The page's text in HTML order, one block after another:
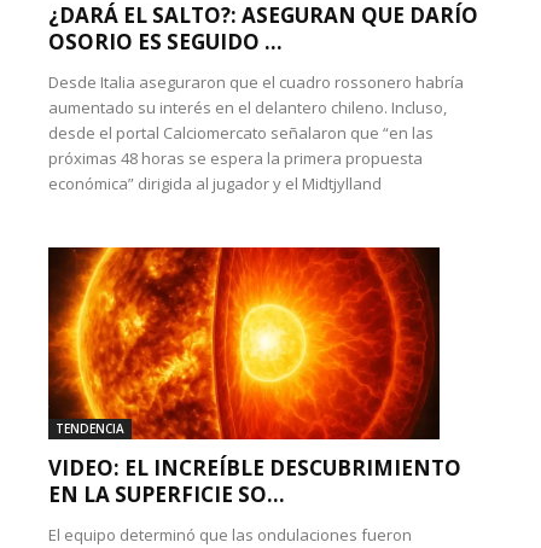
¿DARÁ EL SALTO?: ASEGURAN QUE DARÍO
OSORIO ES SEGUIDO ...
Desde Italia aseguraron que el cuadro rossonero habría
aumentado su interés en el delantero chileno. Incluso,
desde el portal Calciomercato señalaron que “en las
próximas 48 horas se espera la primera propuesta
económica” dirigida al jugador y el Midtjylland
TENDENCIA
VIDEO: EL INCREÍBLE DESCUBRIMIENTO
EN LA SUPERFICIE SO...
El equipo determinó que las ondulaciones fueron